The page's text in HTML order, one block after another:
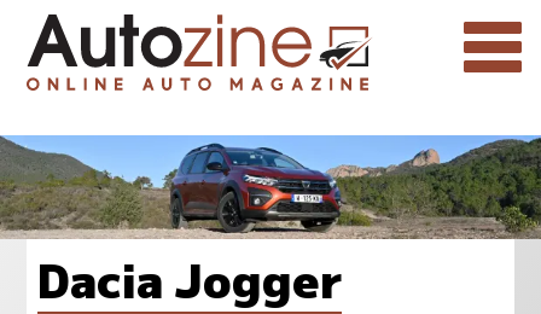
Dacia Jogger